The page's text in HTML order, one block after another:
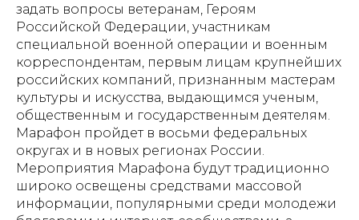
задать вопросы ветеранам, Героям
Российской Федерации, участникам
специальной военной операции и военным
корреспондентам, первым лицам крупнейших
российских компаний, признанным мастерам
культуры и искусства, выдающимся ученым,
общественным и государственным деятелям.
Марафон пройдет в восьми федеральных
округах и в новых регионах России.
Мероприятия Марафона будут традиционно
широко освещены средствами массовой
информации, популярными среди молодежи